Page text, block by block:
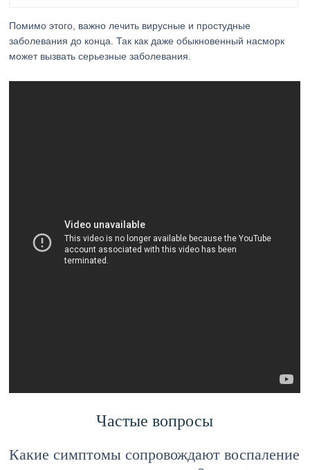
Помимо этого, важно лечить вирусные и простудные
заболевания до конца. Так как даже обыкновенный насморк
может вызвать серьезные заболевания.
Частые вопросы
Какие симптомы сопровождают воспаление